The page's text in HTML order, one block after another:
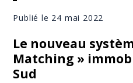
Publié le 24 mai 2022
Le nouveau
Matching »
Sud